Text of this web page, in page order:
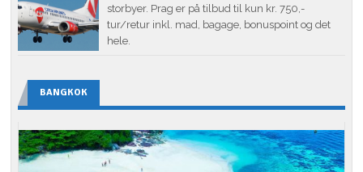
storbyer. Prag er på tilbud til kun kr. 750,-
tur/retur inkl. mad, bagage, bonuspoint og det
hele.
BANGKOK